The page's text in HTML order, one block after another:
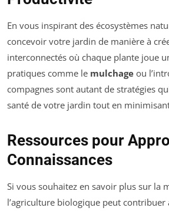
En vous inspirant des écosystèmes
concevoir votre jardin de manière à
interconnectés où chaque plante joue
pratiques comme le mulchage ou
compagnes sont autant de stratégies
santé de votre jardin tout en
Ressources pour
Connaissances
Si vous souhaitez en savoir plus sur la
l’agriculture biologique peut contribuer